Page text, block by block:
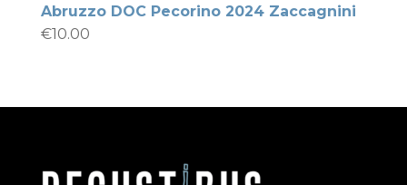
Abruzzo DOC Pecorino 2024 Zaccagnini
€10.00